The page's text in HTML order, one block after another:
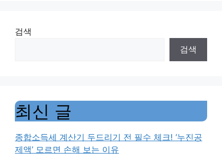
검색
검색
최신 글
종합소득세 계산기 두드리기 전 필수 체크! ‘누진공
제액’ 모르면 손해 보는 이유